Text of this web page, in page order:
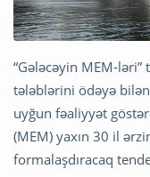
“Gələcəyin MEM-
tələblərini ödəyə
uyğun fəaliyyət
(MEM) yaxın 30 il
formalaşdıracaq